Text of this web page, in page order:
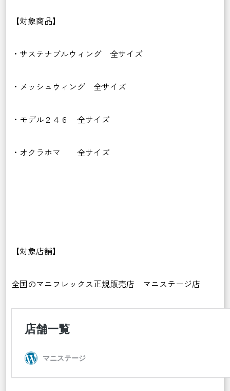
【対象商品】
・サステナブルウィング 全サイズ
・メッシュウィング 全サイズ
・モデル２４６ 全サイズ
・オクラホマ 全サイズ
【対象店舗】
全国のマニフレックス正規販売店 マニステージ店